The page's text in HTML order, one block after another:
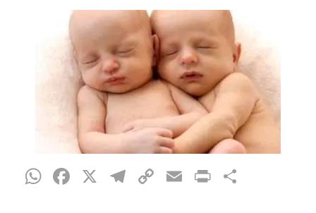
WhatsApp
Facebook
X Telegram
CopyEmailPrint